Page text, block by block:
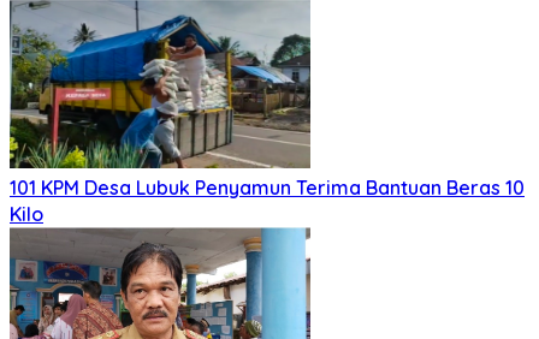
101 KPM Desa Lubuk Penyamun Terima Bantuan Beras 10
Kilo